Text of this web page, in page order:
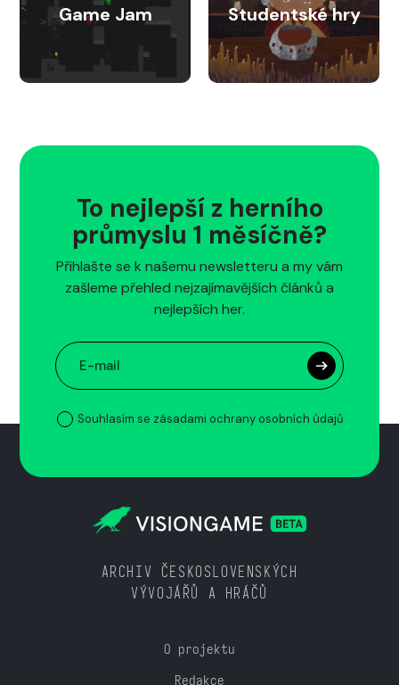
Game Jam Studentské hry
To nejlepší z herního
průmyslu 1 měsíčně?
Přihlašte se k našemu newsletteru a my vám
zašleme přehled nejzajímavějších článků a
nejlepších her.
Souhlasím se zásadami ochrany osobních údajů
ARCHIV ČESKOSLOVENSKÝCH
VÝVOJÁŘŮ A HRÁČŮ
O projektu
Redakce